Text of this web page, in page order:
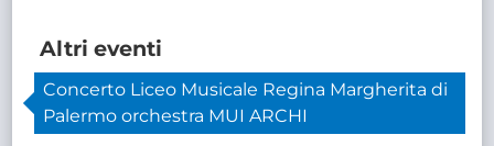
Altri eventi
Concerto Liceo Musicale Regina Margherita di
Palermo orchestra MUI ARCHI